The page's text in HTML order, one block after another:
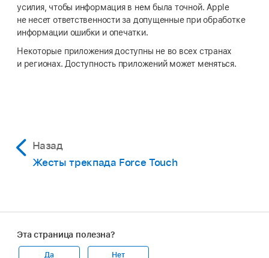
усилия, чтобы информация в нем была точной. Apple
не несет ответственности за допущенные при обработке
информации ошибки и опечатки.
Некоторые приложения доступны не во всех странах
и регионах. Доступность приложений может меняться.
Назад
Жесты трекпада Force Touch
Эта страница полезна?
Да Нет